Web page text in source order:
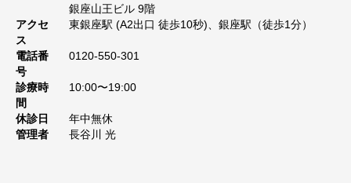
銀座山王ビル 9階
アクセ
ス
東銀座駅 (A2出口 徒歩10秒)、銀座駅（徒歩1分）
電話番
号
0120-550-301
診療時
間
10:00〜19:00
休診日
年中無休
管理者
長谷川 光